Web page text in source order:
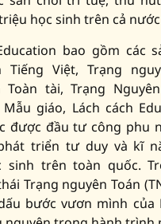
học sinh trên cả
bao gồm các
Tiếng Việt, Trạng
Toàn tài, Trạng
giáo, Lách cách
được đầu tư công phu
triển tư duy và kĩ
sinh trên toàn quốc.
Trạng nguyên Toán
bước vươn mình của